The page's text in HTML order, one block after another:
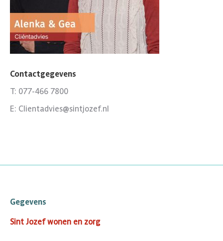
Contactgegevens
T: 077-466 7800
E: Clientadvies@sintjozef.nl
Gegevens
Sint Jozef wonen en zorg